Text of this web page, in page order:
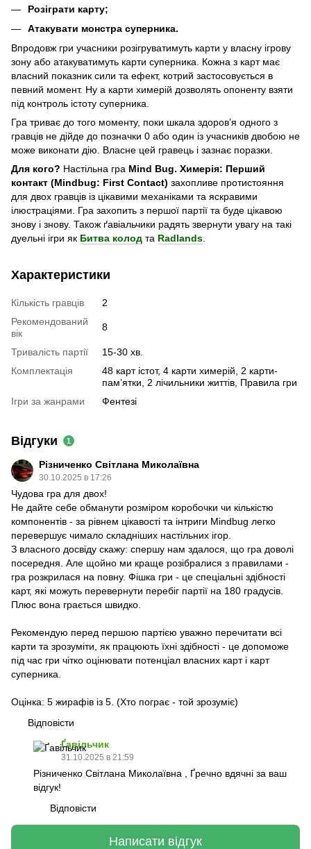
Розіграти карту;
Атакувати монстра суперника.
Впродовж гри учасники розігруватимуть карти у власну ігрову
зону або атакуватимуть карти суперника. Кожна з карт має
власний показник сили та ефект, котрий застосовується в
певний момент. Ну а карти химерій дозволять опоненту взяти
під контроль істоту суперника.
Гра триває до того моменту, поки шкала здоровʼя одного з
гравців не дійде до позначки 0 або один із учасників двобою не
може виконати дію. Власне цей гравець і зазнає поразки.
Для кого? Настільна гра Mind Bug. Химерія: Перший
контакт (Mindbug: First Contact) захопливе протистояння
для двох гравців із цікавими механіками та яскравими
ілюстраціями. Гра захопить з першої партії та буде цікавою
знову і знову. Також ґавіальчики радять звернути увагу на такі
дуельні ігри як Битва колод та Radlands.
Характеристики
Кількість гравців
2
Рекомендований
вік
8
Тривалість партії
15-30 хв.
Комплектація
48 карт істот, 4 карти химерій, 2 карти-
пам’ятки, 2 лічильники життів, Правила гри
Ігри за жанрами
Фентезі
Відгуки 1
Різниченко Світлана Миколаївна
30.10.2025 в 17:26
Чудова гра для двох!
Не дайте себе обманути розміром коробочки чи кількістю
компонентів - за рівнем цікавості та інтриги Mindbug легко
перевершує чимало складніших настільних ігор.
З власного досвіду скажу: спершу нам здалося, що гра доволі
посередня. Але щойно ми краще розібралися з правилами -
гра розкрилася на повну. Фішка гри - це спеціальні здібності
карт, які можуть перевернути перебіг партії на 180 градусів.
Плюс вона грається швидко.
Рекомендую перед першою партією уважно перечитати всі
карти та зрозуміти, як працюють їхні здібності - це допоможе
під час гри чітко оцінювати потенціал власних карт і карт
суперника.
Оцінка: 5 жирафів із 5. (Хто пограє - той зрозуміє)
Відповісти
Ґавільчик
31.10.2025 в 21:59
Різниченко Світлана Миколаївна , Ґречно вдячні за ваш
відгук!
Відповісти
Написати відгук